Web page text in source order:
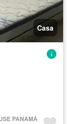
Casa
PANAMÁ